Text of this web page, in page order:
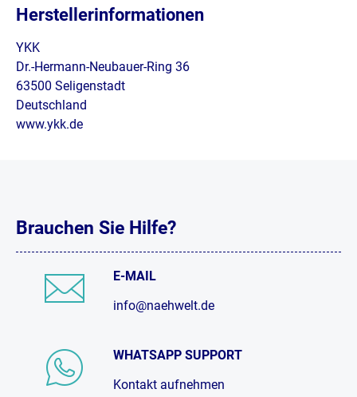
Herstellerinformationen
YKK
Dr.-Hermann-Neubauer-Ring 36
63500 Seligenstadt
Deutschland
www.ykk.de
Brauchen Sie Hilfe?
E-MAIL
info@naehwelt.de
WHATSAPP SUPPORT
Kontakt aufnehmen